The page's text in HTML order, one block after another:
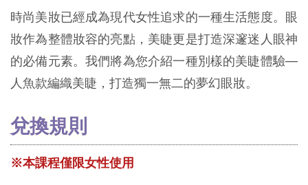
時尚美妝已經成為現代女性追求的一種生活態度。眼
妝作為整體妝容的亮點，美睫更是打造深邃迷人眼神
的必備元素。我們將為您介紹一種別樣的美睫體驗—
人魚款編織美睫，打造獨一無二的夢幻眼妝。
兌換規則
※本課程僅限女性使用